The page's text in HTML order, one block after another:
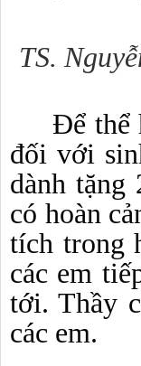
TS.
Để thể
đối với
dành tặng
có hoàn
tích trong
các em
tới. Thầy
các em.